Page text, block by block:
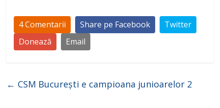
4 Comentarii Share pe Facebook
Twitter
Donează
Email
← CSM București e campioana junioarelor 2